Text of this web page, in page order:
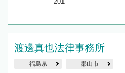
201
渡邊真也法律事務所
福島県 郡山市